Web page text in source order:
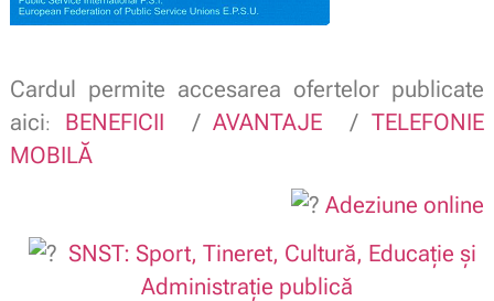
Cardul permite accesarea ofertelor publicate
aici: BENEFICII /AVANTAJE /TELEFONIE
MOBILĂ
Adeziune online
SNST: Sport, Tineret, Cultură, Educație și
Administrație publică